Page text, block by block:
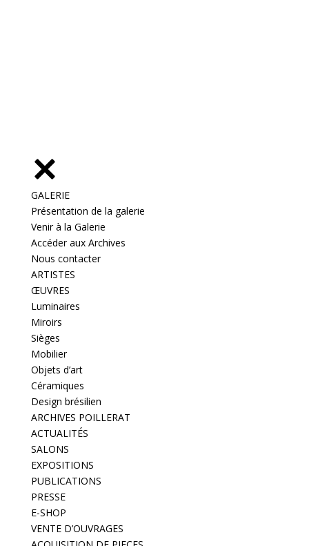
GALERIE
Présentation de la galerie
Venir à la Galerie
Accéder aux Archives
Nous contacter
ARTISTES
ŒUVRES
Luminaires
Miroirs
Sièges
Mobilier
Objets d’art
Céramiques
Design brésilien
ARCHIVES POILLERAT
ACTUALITÉS
SALONS
EXPOSITIONS
PUBLICATIONS
PRESSE
E-SHOP
VENTE D’OUVRAGES